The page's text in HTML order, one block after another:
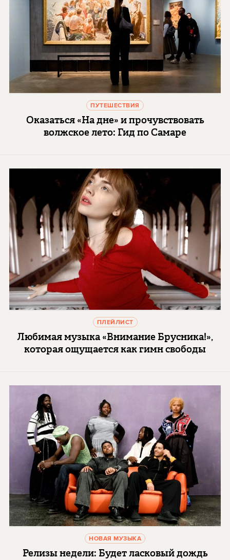
ПУТЕШЕСТВИЯ
Оказаться «На дне» и прочувствовать
волжское лето: Гид по Самаре
ПЛЕЙЛИСТ
Любимая музыка «Внимание Брусника!»,
которая ощущается как гимн свободы
НОВАЯ МУЗЫКА
Релизы недели: Будет ласковый дождь